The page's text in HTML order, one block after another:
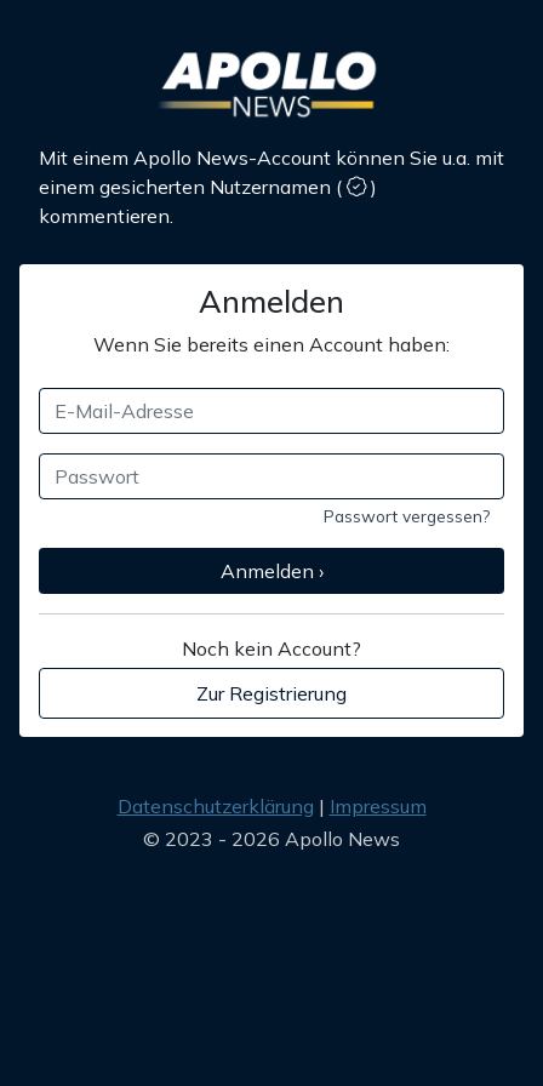
Mit einem Apollo News-Account können Sie u.a. mit
einem gesicherten Nutzernamen (
)
kommentieren.
Anmelden
Wenn Sie bereits einen Account haben:
Passwort vergessen?
Anmelden ›
Noch kein Account?
Zur Registrierung
Datenschutzerklärung
Impressum
© 2023 - 2026 Apollo News